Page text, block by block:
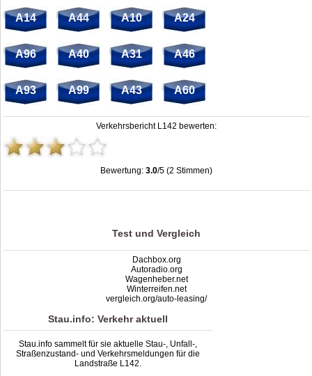
A14 A44 A10 A24
A96 A40 A31 A46
A93 A99 A43 A60
Verkehrsbericht L142 bewerten:
Bewertung:3.0/5 (2 Stimmen)
Stau L142: Unfälle, Sperrung & Baustellen | Staumelder L142 ,3.0out of5based
Test und Vergleich
Dachbox.org
Autoradio.org
Wagenheber.net
Winterreifen.net
vergleich.org/auto-leasing/
Stau.info: Verkehr aktuell
Stau.info sammelt für sie aktuelle Stau-, Unfall-,
Straßenzustand- und Verkehrsmeldungen für die
Landstraße L142.